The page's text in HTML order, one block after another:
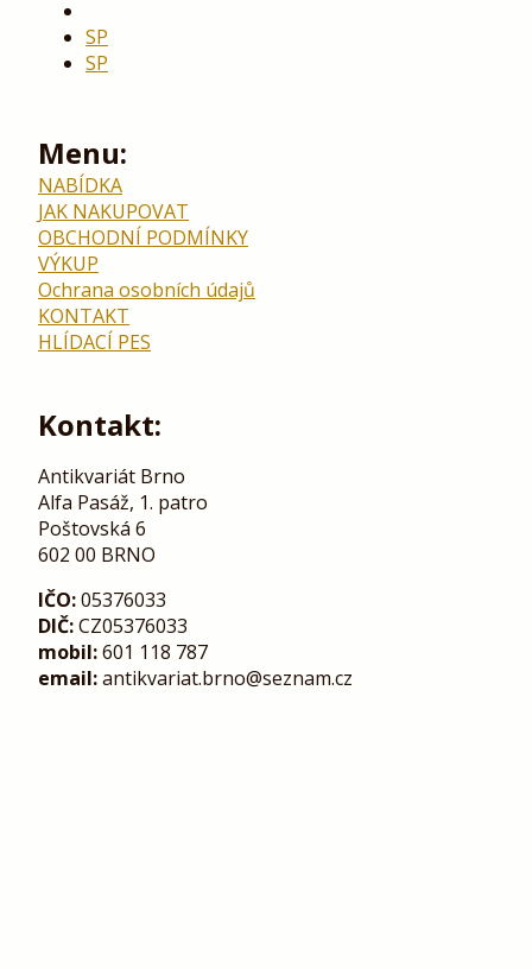
SP
SP
Menu:
NABÍDKA
JAK NAKUPOVAT
OBCHODNÍ PODMÍNKY
VÝKUP
Ochrana osobních údajů
KONTAKT
HLÍDACÍ PES
Kontakt:
Antikvariát Brno
Alfa Pasáž, 1. patro
Poštovská 6
602 00 BRNO
IČO:05376033
DIČ:CZ05376033
mobil:601 118 787
email:antikvariat.brno@seznam.cz